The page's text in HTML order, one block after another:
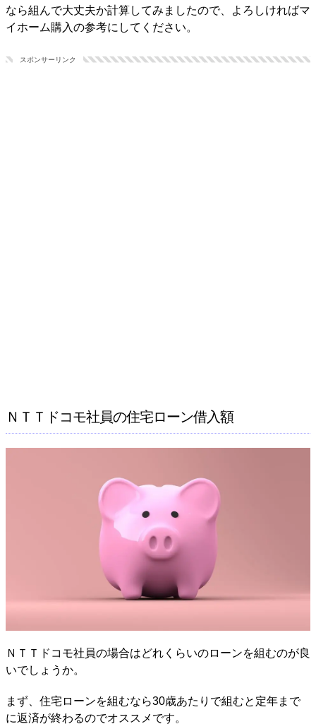
なら組んで大丈夫か計算してみましたので、よろしければマ
イホーム購入の参考にしてください。
スポンサーリンク
ＮＴＴドコモ社員の住宅ローン借入額
ＮＴＴドコモ社員の場合はどれくらいのローンを組むのが良
いでしょうか。
まず、住宅ローンを組むなら30歳あたりで組むと定年まで
に返済が終わるのでオススメです。